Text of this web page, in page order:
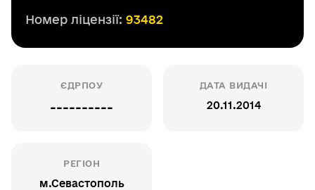
Номер ліцензії: 93482
ЄДРПОУ
----------
ДАТА ВИДАЧІ
20.11.2014
РЕГІОН
м.Севастополь